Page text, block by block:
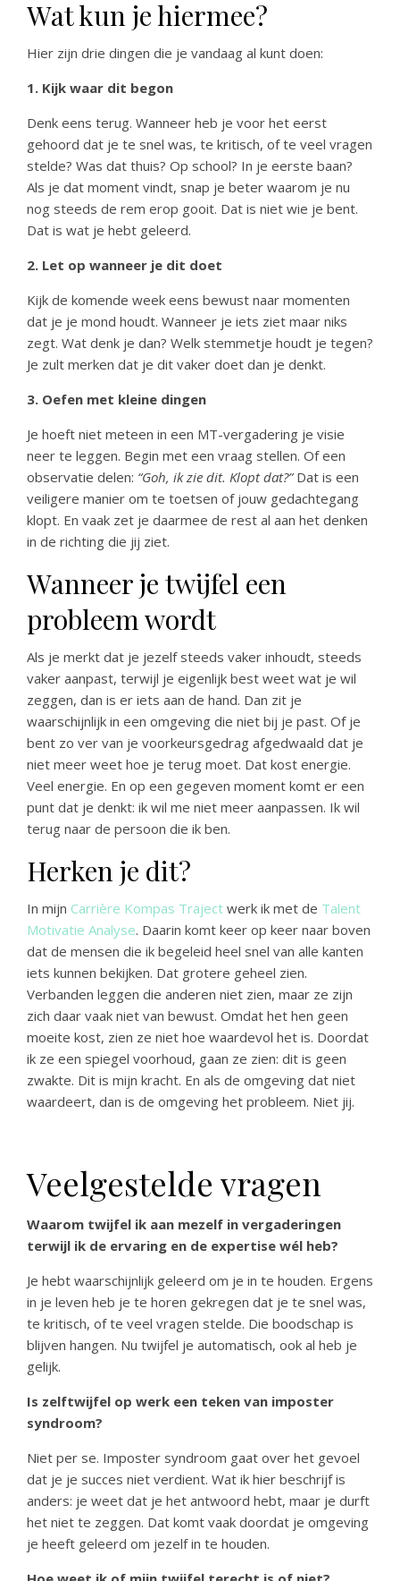
Wat kun je hiermee?
Hier zijn drie dingen die je vandaag al kunt doen:
1. Kijk waar dit begon
Denk eens terug. Wanneer heb je voor het eerst
gehoord dat je te snel was, te kritisch, of te veel vragen
stelde? Was dat thuis? Op school? In je eerste baan?
Als je dat moment vindt, snap je beter waarom je nu
nog steeds de rem erop gooit. Dat is niet wie je bent.
Dat is wat je hebt geleerd.
2. Let op wanneer je dit doet
Kijk de komende week eens bewust naar momenten
dat je je mond houdt. Wanneer je iets ziet maar niks
zegt. Wat denk je dan? Welk stemmetje houdt je tegen?
Je zult merken dat je dit vaker doet dan je denkt.
3. Oefen met kleine dingen
Je hoeft niet meteen in een MT-vergadering je visie
neer te leggen. Begin met een vraag stellen. Of een
observatie delen: “Goh, ik zie dit. Klopt dat?”Dat is een
veiligere manier om te toetsen of jouw gedachtegang
klopt. En vaak zet je daarmee de rest al aan het denken
in de richting die jij ziet.
Wanneer je twijfel een
probleem wordt
Als je merkt dat je jezelf steeds vaker inhoudt, steeds
vaker aanpast, terwijl je eigenlijk best weet wat je wil
zeggen, dan is er iets aan de hand. Dan zit je
waarschijnlijk in een omgeving die niet bij je past. Of je
bent zo ver van je voorkeursgedrag afgedwaald dat je
niet meer weet hoe je terug moet. Dat kost energie.
Veel energie. En op een gegeven moment komt er een
punt dat je denkt: ik wil me niet meer aanpassen. Ik wil
terug naar de persoon die ik ben.
Herken je dit?
In mijn Carrière Kompas Traject werk ik met de Talent
Motivatie Analyse. Daarin komt keer op keer naar boven
dat de mensen die ik begeleid heel snel van alle kanten
iets kunnen bekijken. Dat grotere geheel zien.
Verbanden leggen die anderen niet zien, maar ze zijn
zich daar vaak niet van bewust. Omdat het hen geen
moeite kost, zien ze niet hoe waardevol het is. Doordat
ik ze een spiegel voorhoud, gaan ze zien: dit is geen
zwakte. Dit is mijn kracht. En als de omgeving dat niet
waardeert, dan is de omgeving het probleem. Niet jij.
Veelgestelde vragen
Waarom twijfel ik aan mezelf in vergaderingen
terwijl ik de ervaring en de expertise wél heb?
Je hebt waarschijnlijk geleerd om je in te houden. Ergens
in je leven heb je te horen gekregen dat je te snel was,
te kritisch, of te veel vragen stelde. Die boodschap is
blijven hangen. Nu twijfel je automatisch, ook al heb je
gelijk.
Is zelftwijfel op werk een teken van imposter
syndroom?
Niet per se. Imposter syndroom gaat over het gevoel
dat je je succes niet verdient. Wat ik hier beschrijf is
anders: je weet dat je het antwoord hebt, maar je durft
het niet te zeggen. Dat komt vaak doordat je omgeving
je heeft geleerd om jezelf in te houden.